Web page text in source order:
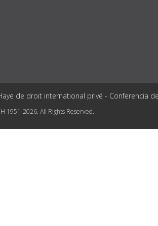
de droit international privé - Conferencia
1951-2026. All Rights Reserved.